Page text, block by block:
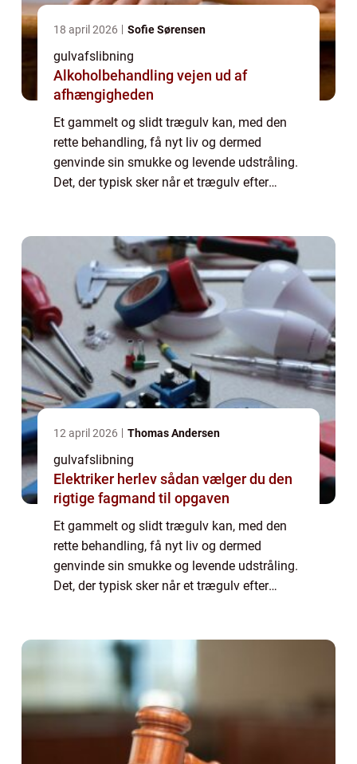
18 april 2026 Sofie Sørensen
gulvafslibning
Alkoholbehandling vejen ud af
afhængigheden
Et gammelt og slidt trægulv kan, med den
rette behandling, få nyt liv og dermed
genvinde sin smukke og levende udstråling.
Det, der typisk sker når et trægulv efter
12 april 2026 Thomas Andersen
gulvafslibning
Elektriker herlev sådan vælger du den
rigtige fagmand til opgaven
Et gammelt og slidt trægulv kan, med den
rette behandling, få nyt liv og dermed
genvinde sin smukke og levende udstråling.
Det, der typisk sker når et trægulv efter